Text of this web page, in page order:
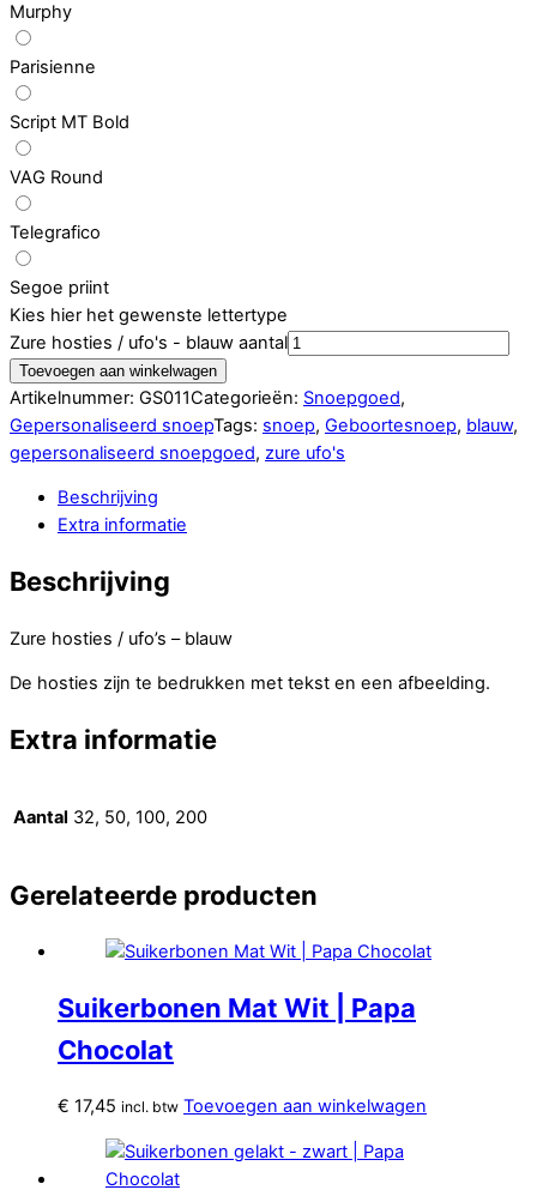
Murphy
Parisienne
Script MT Bold
VAG Round
Telegrafico
Segoe priint
Kies hier het gewenste lettertype
Zure hosties / ufo's - blauw aantal
Toevoegen aan winkelwagen
Artikelnummer: GS011Categorieën: Snoepgoed,
Gepersonaliseerd snoepTags: snoep, Geboortesnoep, blauw,
gepersonaliseerd snoepgoed, zure ufo's
Beschrijving
Extra informatie
Beschrijving
Zure hosties / ufo’s – blauw
De hosties zijn te bedrukken met tekst en een afbeelding.
Extra informatie
Aantal 32, 50, 100, 200
Gerelateerde producten
Suikerbonen Mat Wit | Papa
Chocolat
€ 17,45 incl. btw Toevoegen aan winkelwagen